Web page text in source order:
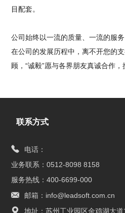
目配套。
公司始终以一流的质量、一流的服
在公司的发展历程中，离不开您的
顾，“诚毅”愿与各界朋友真诚合作，
联系方式
电话：
业务联系：0512-8098 8158
服务热线：400-6699-000
邮箱：info@leadsoft.com.cn
地址：苏州工业园区金鸡湖大